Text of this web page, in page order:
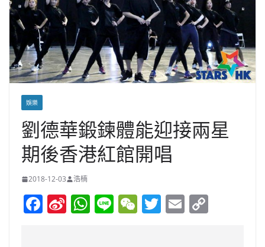
娛樂
劉德華鍛鍊體能迎接兩星
期後香港紅館開唱
2018-12-03 浩楠
F Si W Li W T E